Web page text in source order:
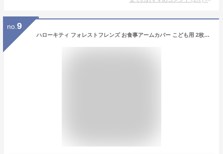
no. 9
ハローキティ フォレストフレンズ お食事アームカバー こども用 2枚入 アームカバー 撥水加工 出産お祝い ギフト プレゼント かわいい サンリオ hellokitty キャラクター グッズ